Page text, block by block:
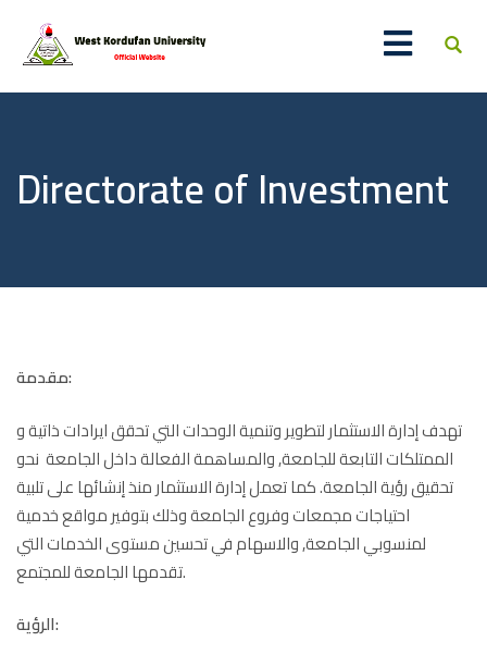
Directorate of Investment
مقدمة:
تهدف إدارة الاستثمار لتطوير وتنمية الوحدات التي تحقق ايرادات ذاتية و
الممتلكات التابعة للجامعة, والمساهمة الفعالة داخل الجامعة نحو
تحقيق رؤية الجامعة. كما تعمل إدارة الاستثمار منذ إنشائها على تلبية
احتياجات مجمعات وفروع الجامعة وذلك بتوفير مواقع خدمية
لمنسوبي الجامعة, والاسهام في تحسين مستوى الخدمات التي
تقدمها الجامعة للمجتمع.
الرؤية: